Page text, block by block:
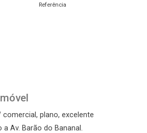
Referência
plano, excelente
Av. Barão do Bananal.